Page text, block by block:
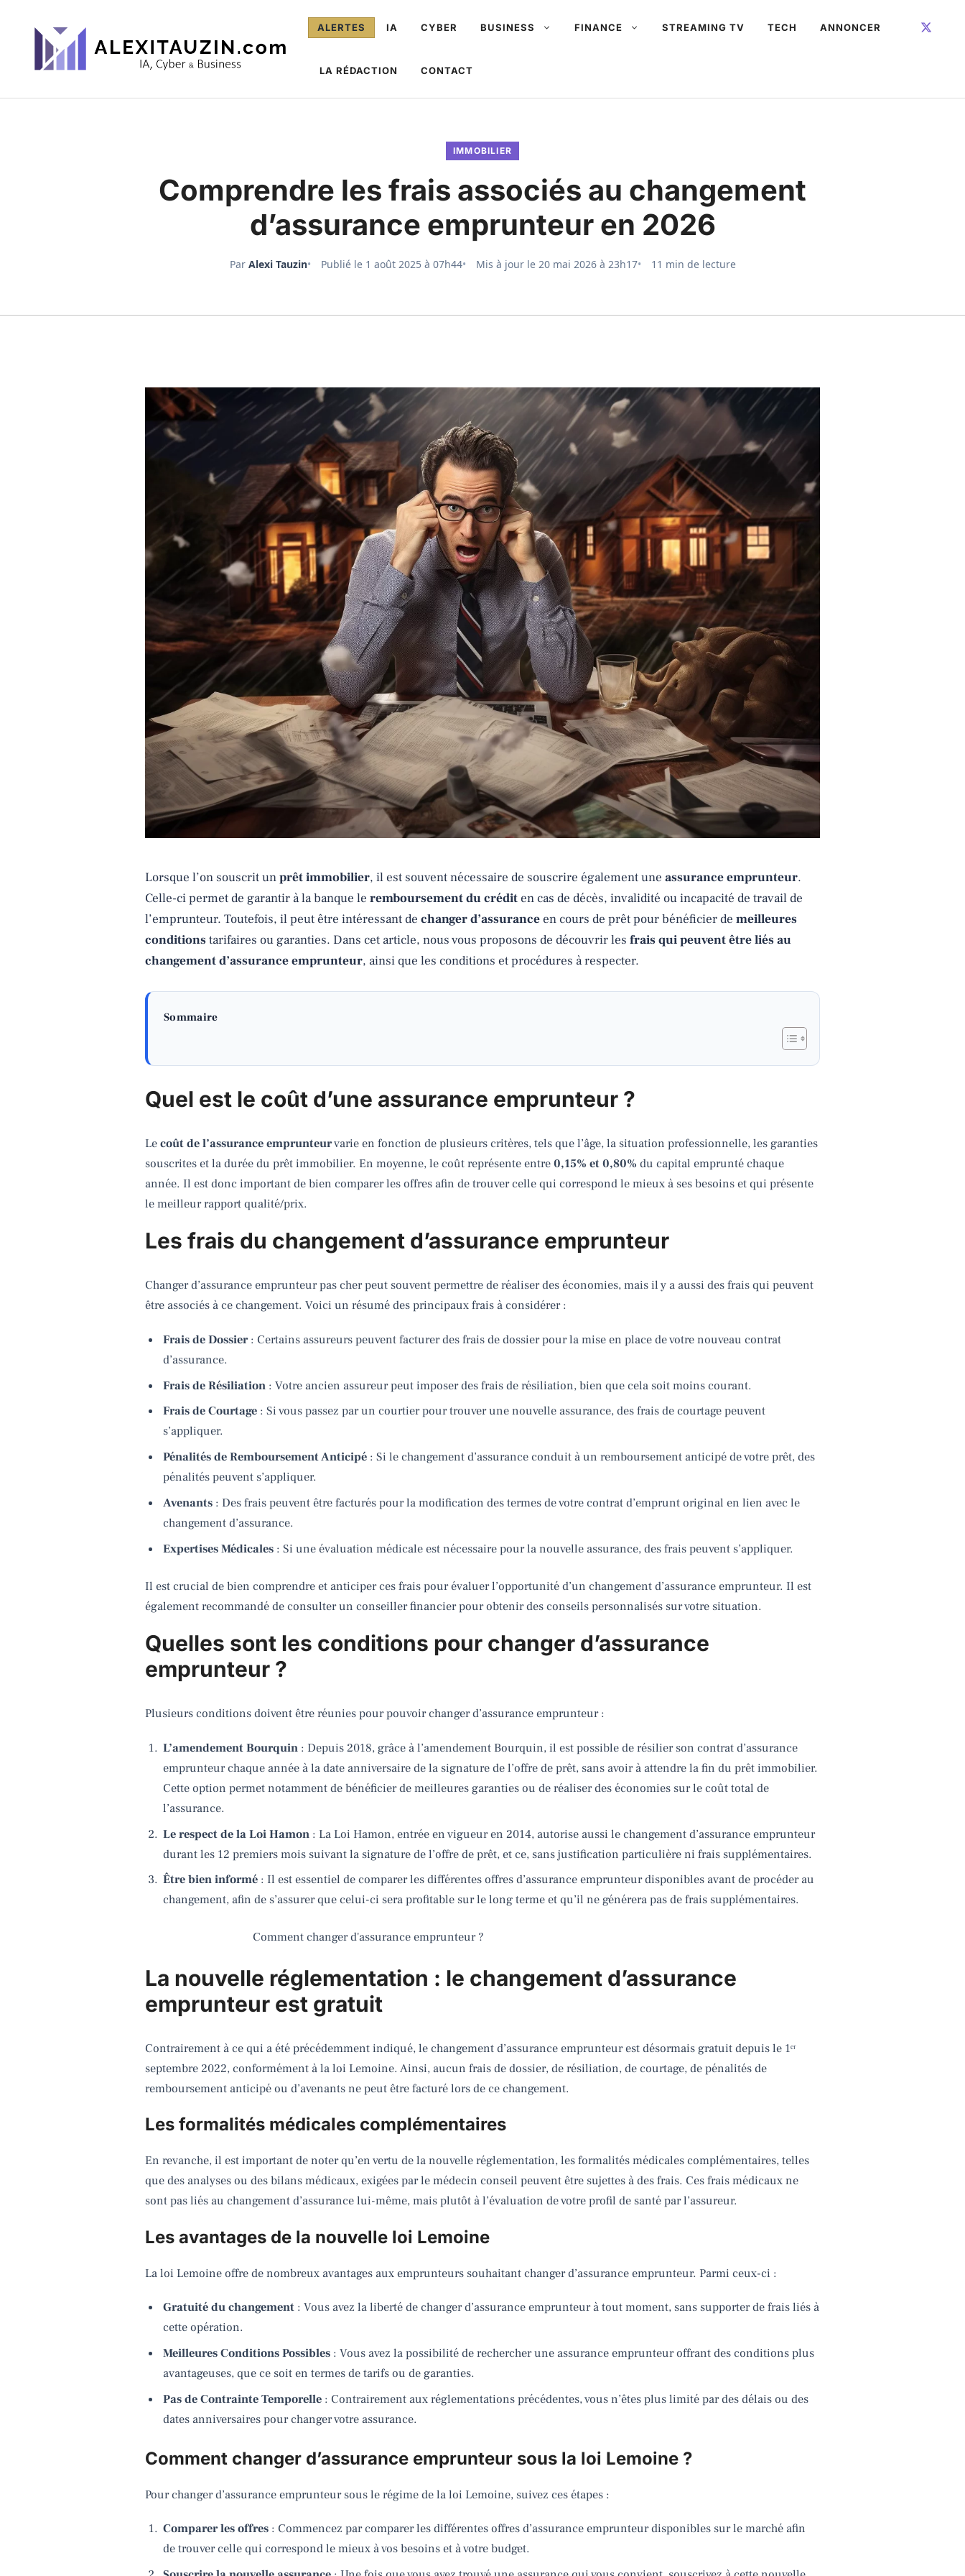
contenu
ALERTES IA CYBER BUSINESS FINANCE STREAMING TV TECH ANNONCER
LA RÉDACTION CONTACT
IMMOBILIER
Comprendre les frais associés au changement
d’assurance emprunteur en 2026
Par Alexi Tauzin Publié le 1 août 2025 à 07h44 Mis à jour le 20 mai 2026 à 23h17 11 min de lecture
Lorsque l’on souscrit unprêt immobilier, il est souvent nécessaire de souscrire également une assurance emprunteur.
Celle-ci permet de garantir à la banque le remboursement du créditen cas de décès, invalidité ou incapacité de travail de
l’emprunteur. Toutefois, il peut être intéressant de changer d’assuranceen cours de prêt pour bénéficier de meilleures
conditionstarifaires ou garanties. Dans cet article, nous vous proposons de découvrir les frais qui peuvent être liés au
changement d’assurance emprunteur, ainsi que les conditions et procédures à respecter.
Sommaire
Quel est le coût d’une assurance emprunteur ?
Lecoût de l’assurance emprunteurvarie en fonction de plusieurs critères, tels que l’âge, la situation professionnelle, les garanties
souscrites et la durée du prêt immobilier. En moyenne, le coût représente entre0,15% et 0,80% du capital emprunté chaque
année. Il est donc important de bien comparer les offres afin de trouver celle qui correspond le mieux à ses besoins et qui présente
le meilleur rapport qualité/prix.
Les frais du changement d’assurance emprunteur
Changer d’assurance emprunteur pas cher peut souvent permettre de réaliser des économies, mais il y a aussi des frais qui peuvent
être associés à ce changement. Voici un résumé des principaux frais à considérer :
Frais de Dossier: Certains assureurs peuvent facturer des frais de dossier pour la mise en place de votre nouveau contrat
d’assurance.
Frais de Résiliation : Votre ancien assureur peut imposer des frais de résiliation, bien que cela soit moins courant.
Frais de Courtage : Si vous passez par un courtier pour trouver une nouvelle assurance, des frais de courtage peuvent
s’appliquer.
Pénalités de Remboursement Anticipé : Si le changement d’assurance conduit à un remboursement anticipé de votre prêt, des
pénalités peuvent s’appliquer.
Avenants : Des frais peuvent être facturés pour la modification des termes de votre contrat d’emprunt original en lien avec le
changement d’assurance.
Expertises Médicales : Si une évaluation médicale est nécessaire pour la nouvelle assurance, des frais peuvent s’appliquer.
Il est crucial de bien comprendre et anticiper ces frais pour évaluer l’opportunité d’un changement d’assurance emprunteur. Il est
également recommandé de consulter un conseiller financier pour obtenir des conseils personnalisés sur votre situation.
Quelles sont les conditions pour changer d’assurance
emprunteur ?
Plusieurs conditions doivent être réunies pour pouvoir changer d’assurance emprunteur :
L’amendement Bourquin : Depuis 2018, grâce à l’amendement Bourquin, il est possible de résilier son contrat d’assurance
emprunteur chaque année à la date anniversaire de la signature de l’offre de prêt, sans avoir à attendre la fin du prêt immobilier.
Cette option permet notamment de bénéficier de meilleures garanties ou de réaliser des économies sur le coût total de
l’assurance.
Le respect de la Loi Hamon : La Loi Hamon, entrée en vigueur en 2014, autorise aussi le changement d’assurance emprunteur
durant les 12 premiers mois suivant la signature de l’offre de prêt, et ce, sans justification particulière ni frais supplémentaires.
Être bien informé : Il est essentiel de comparer les différentes offres d’assurance emprunteur disponibles avant de procéder au
changement, afin de s’assurer que celui-ci sera profitable sur le long terme et qu’il ne générera pas de frais supplémentaires.
Comment changer d'assurance emprunteur ?
La nouvelle réglementation : le changement d’assurance
emprunteur est gratuit
Contrairement à ce qui a été précédemment indiqué, le changement d’assurance emprunteur est désormais gratuit depuis le 1ᵉʳ
septembre 2022, conformément à la loi Lemoine. Ainsi, aucun frais de dossier, de résiliation, de courtage, de pénalités de
remboursement anticipé ou d’avenants ne peut être facturé lors de ce changement.
Les formalités médicales complémentaires
En revanche, il est important de noter qu’en vertu de la nouvelle réglementation, les formalités médicales complémentaires, telles
que des analyses ou des bilans médicaux, exigées par le médecin conseil peuvent être sujettes à des frais. Ces frais médicaux ne
sont pas liés au changement d’assurance lui-même, mais plutôt à l’évaluation de votre profil de santé par l’assureur.
Les avantages de la nouvelle loi Lemoine
La loi Lemoine offre de nombreux avantages aux emprunteurs souhaitant changer d’assurance emprunteur. Parmi ceux-ci :
Gratuité du changement : Vous avez la liberté de changer d’assurance emprunteur à tout moment, sans supporter de frais liés à
cette opération.
Meilleures Conditions Possibles : Vous avez la possibilité de rechercher une assurance emprunteur offrant des conditions plus
avantageuses, que ce soit en termes de tarifs ou de garanties.
Pas de Contrainte Temporelle : Contrairement aux réglementations précédentes, vous n’êtes plus limité par des délais ou des
dates anniversaires pour changer votre assurance.
Comment changer d’assurance emprunteur sous la loi Lemoine ?
Pour changer d’assurance emprunteur sous le régime de la loi Lemoine, suivez ces étapes :
Comparer les offres : Commencez par comparer les différentes offres d’assurance emprunteur disponibles sur le marché afin
de trouver celle qui correspond le mieux à vos besoins et à votre budget.